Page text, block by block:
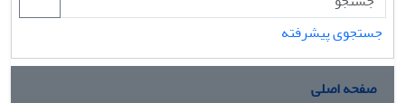
جستجوی پیشرفته
صفحه اصلی